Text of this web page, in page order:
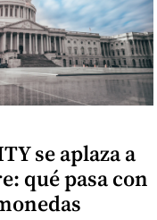
se aplaza a
qué pasa con